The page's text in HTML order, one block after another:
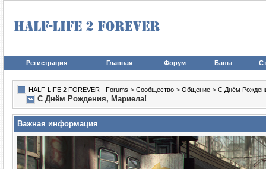
Регистрация Главная Форум Баны
HALF-LIFE 2 FOREVER - Forums > Сообщество > Общение > С Днём
С Днём Рождения, Мариела!
Важная информация